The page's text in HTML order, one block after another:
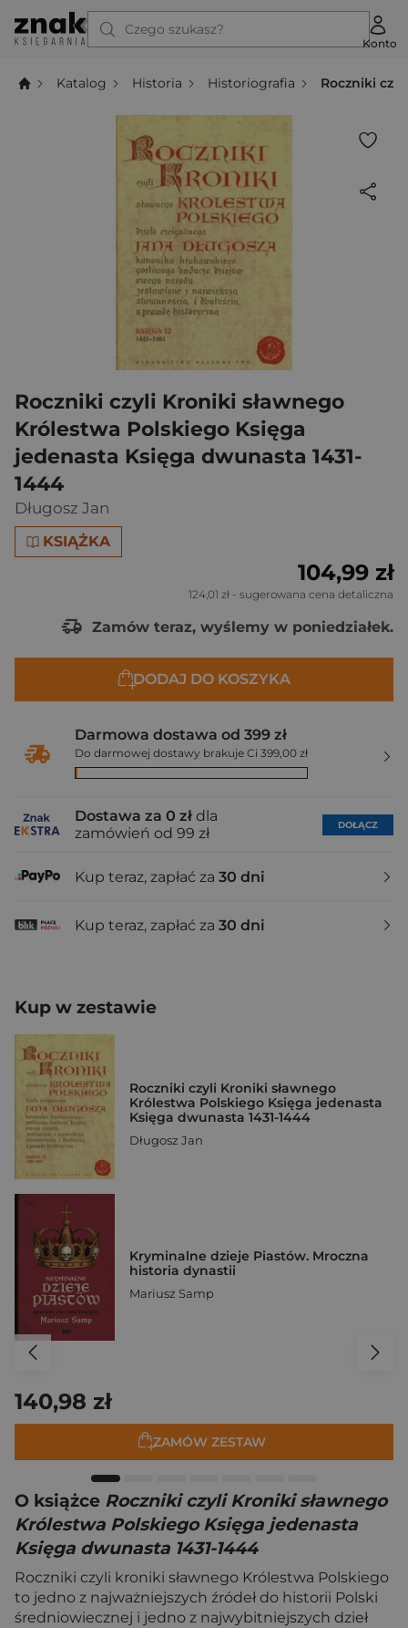
Czego szukasz?
Konto
Katalog Historia Historiografia Roczniki
Roczniki czyli Kroniki sławnego
Królestwa Polskiego Księga
jedenasta Księga dwunasta 1431-
1444
Długosz Jan
KSIĄŻKA
104,99 zł
124,01 zł - sugerowana cena detaliczna
Zamów teraz, wyślemy w poniedziałek.
DODAJ DO KOSZYKA
Darmowa dostawa od 399 zł
Do darmowej dostawy brakuje Ci 399,00 zł
Dostawa za 0 zł dla
zamówień od 99 zł
DOŁĄCZ
Kup teraz, zapłać za 30 dni
Kup teraz, zapłać za 30 dni
Kup w zestawie
Roczniki czyli Kroniki sławnego
Królestwa Polskiego Księga jedenasta
Księga dwunasta 1431-1444
Długosz Jan
Kryminalne dzieje Piastów. Mroczna
historia dynastii
Mariusz Samp
140,98 zł
ZAMÓW ZESTAW
O książce Roczniki czyli Kroniki sławnego
Królestwa Polskiego Księga jedenasta
Księga dwunasta 1431-1444
Roczniki czyli kroniki sławnego Królestwa Polskiego
to jedno z najważniejszych źródeł do historii Polski
średniowiecznej i jedno z najwybitniejszych dzieł